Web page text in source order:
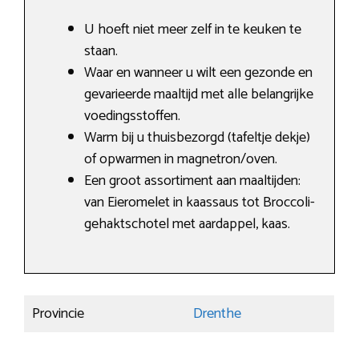
U hoeft niet meer zelf in te keuken te
staan.
Waar en wanneer u wilt een gezonde en
gevarieerde maaltijd met alle belangrijke
voedingsstoffen.
Warm bij u thuisbezorgd (tafeltje dekje)
of opwarmen in magnetron/oven.
Een groot assortiment aan maaltijden:
van Eieromelet in kaassaus tot Broccoli-
gehaktschotel met aardappel, kaas.
Provincie
Drenthe